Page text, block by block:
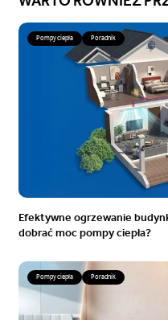
Pompy ciepła Poradnik
Efektywne ogrzewanie
dobrać moc pompy ciepła?
Pompy ciepła Poradnik